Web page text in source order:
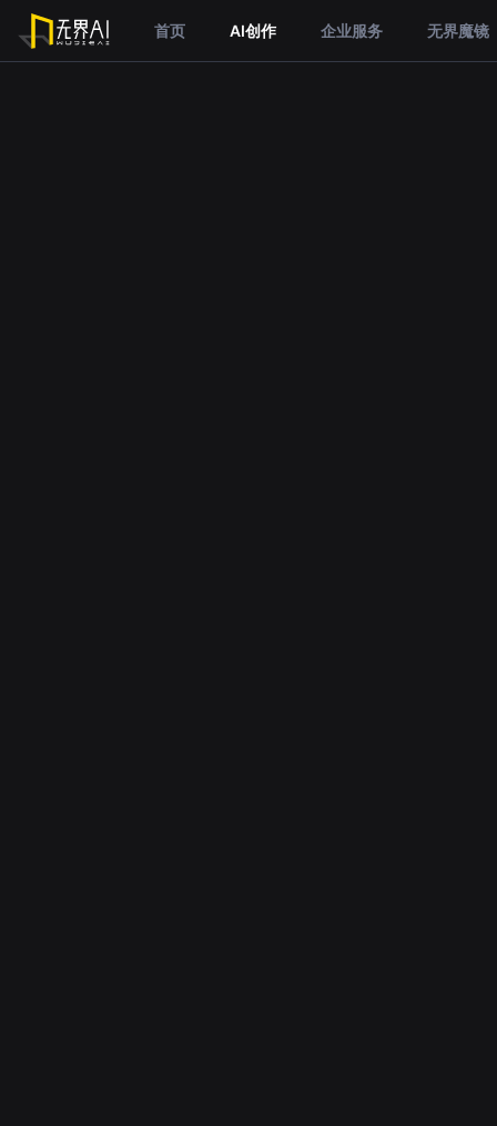
首页 AI创作 企业服务 无界魔镜